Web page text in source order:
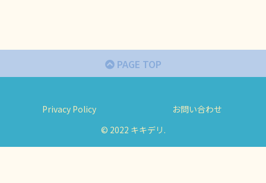
PAGE TOP
Privacy Policy
お問い合わせ
© 2022 キキデリ.